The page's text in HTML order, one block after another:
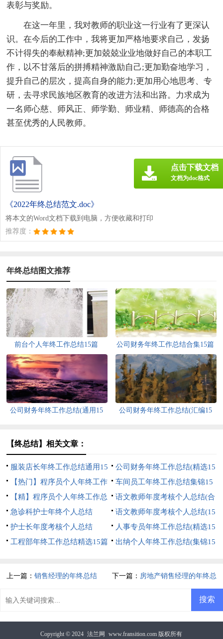
表彰与奖励。
在这一年里，我对教师的职业这一行业有了更深认
识。在今后的工作中，我将更加严格地要求自己，发扬
不计得失的奉献精神;更加兢兢业业地做好自己的本职工
作，以不甘落后的拼搏精神激励自己;更加勤奋地学习，
提升自己的层次，提高自身的能力;更加用心地思考、专
研，去寻求民族地区教育的改进方法和出路。力求成为
一名师心慈、师风正、师学勤、师业精、师德高的合格
甚至优秀的人民教师。
《2022年终总结范文.doc》
将本文的Word文档下载到电脑，方便收藏和打印
推荐度：
点击下载文档
文档为doc格式
年终总结图文推荐
前台个人年终工作总结15篇 公司财务年终工作总结合集15篇
公司财务年终工作总结(通用15
公司财务年终工作总结(汇编15
【终总结】相关文章：
服装店长年终工作总结通用15
篇
公司财务年终工作总结(精选15
篇)
【热门】程序员个人年终工作
总结
车间员工年终工作总结集锦15
篇
【精】程序员个人年终工作总
结
语文教师年度考核个人总结(合
集15篇)
急诊科护士年终个人总结
语文教师年度考核个人总结(15
篇)
护士长年度考核个人总结
人事专员年终工作总结(精选15
篇)
工程部年终工作总结精选15篇
出纳个人年终工作总结(集锦15
上一篇：销售经理的年终总结 下一篇： 房地产销售经理的年终总
Copyright © 2024 法兰网 www.fransition.com 版权所有